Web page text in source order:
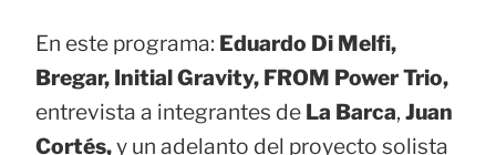
En este programa: Eduardo Di Melfi,
Bregar, Initial Gravity, FROM Power Trio,
entrevista a integrantes de La Barca, Juan
Cortés,y un adelanto del proyecto solista